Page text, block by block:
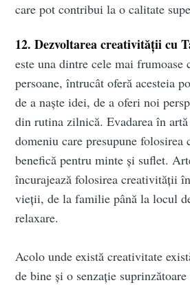
care pot contribui la o calitate
12. Dezvoltarea creativităţii cu
este una dintre cele mai frumoase
persoane, întrucât oferă acesteia
de a naște idei, de a oferi noi
din rutina zilnică. Evadarea în
domeniu care presupune folosirea
benefică pentru minte și suflet.
încurajează folosirea creativității
vieții, de la familie până la locul
relaxare.
Acolo unde există creativitate
de bine și o senzație